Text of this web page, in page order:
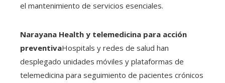
el mantenimiento de servicios esenciales.
Narayana Health y telemedicina para acción
preventivaHospitals y redes de salud han
desplegado unidades móviles y plataformas de
telemedicina para seguimiento de pacientes crónicos